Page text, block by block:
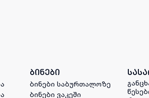
ბინები
ბინები საბურთალოზე
ბინები ვაკეში